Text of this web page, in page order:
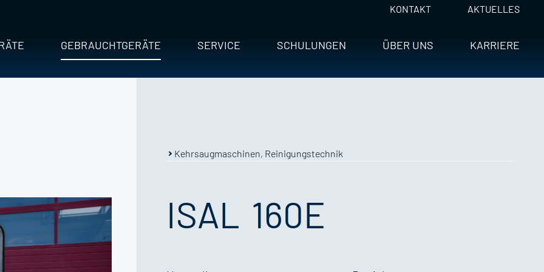
KONTAKT AKTUELLES
GEBRAUCHTGERÄTE SERVICE SCHULUNGEN ÜBER UNS KARRIERE
Kehrsaugmaschinen, Reinigungstechnik
ISAL 160E